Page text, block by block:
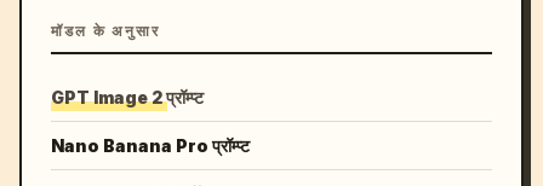
मॉडल के अनुसार
GPT Image 2 प्रॉम्प्ट
Nano Banana Pro प्रॉम्प्ट